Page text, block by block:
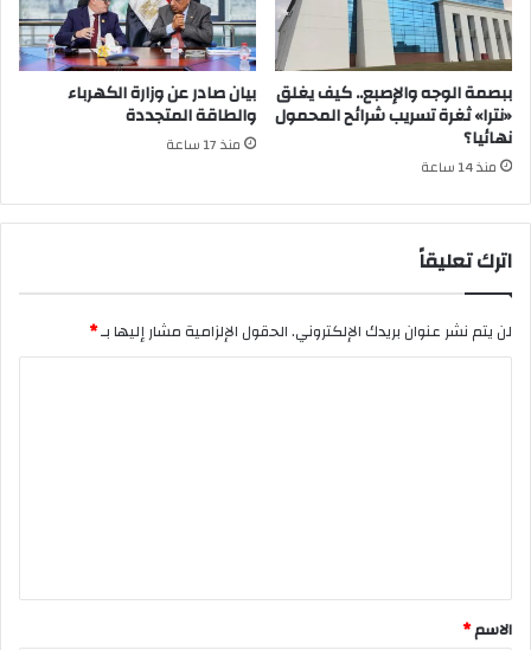
ببصمة الوجه والإصبع.. كيف يغلق
«نترا» ثغرة تسريب شرائح المحمول
نهائيا؟
منذ 14 ساعة
بيان صادر عن وزارة الكهرباء
والطاقة المتجددة
منذ 17 ساعة
اترك تعليقاً
لن يتم نشر عنوان بريدك الإلكتروني.الحقول الإلزامية مشار إليها بـ*
*
الاسم*